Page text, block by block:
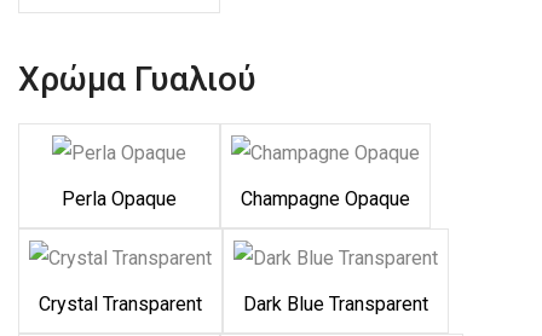
Χρώμα Γυαλιού
Perla Opaque Champagne Opaque
Crystal Transparent Dark Blue Transparent